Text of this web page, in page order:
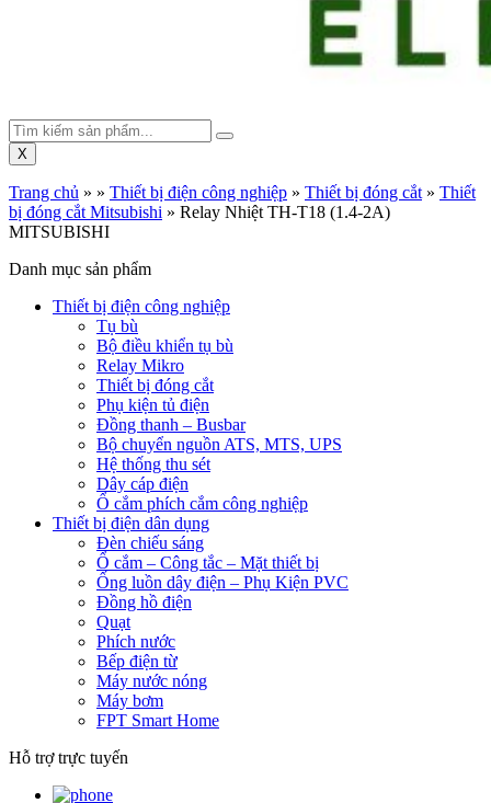
X
Trang chủ » » Thiết bị điện công nghiệp » Thiết bị đóng cắt » Thiết
bị đóng cắt Mitsubishi » Relay Nhiệt TH-T18 (1.4-2A)
MITSUBISHI
Danh mục sản phẩm
Thiết bị điện công nghiệp
Tụ bù
Bộ điều khiển tụ bù
Relay Mikro
Thiết bị đóng cắt
Phụ kiện tủ điện
Đồng thanh – Busbar
Bộ chuyển nguồn ATS, MTS, UPS
Hệ thống thu sét
Dây cáp điện
Ổ cắm phích cắm công nghiệp
Thiết bị điện dân dụng
Đèn chiếu sáng
Ổ cắm – Công tắc – Mặt thiết bị
Ống luồn dây điện – Phụ Kiện PVC
Đồng hồ điện
Quạt
Phích nước
Bếp điện từ
Máy nước nóng
Máy bơm
FPT Smart Home
Hỗ trợ trực tuyến